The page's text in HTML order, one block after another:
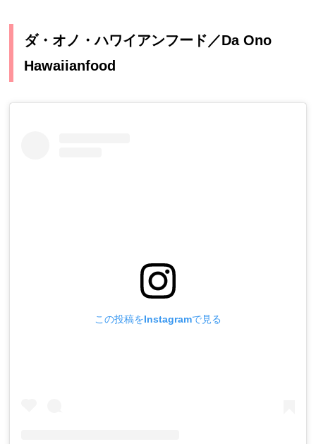
ダ・オノ・ハワイアンフード／Da Ono
Hawaiianfood
この投稿をInstagramで見る